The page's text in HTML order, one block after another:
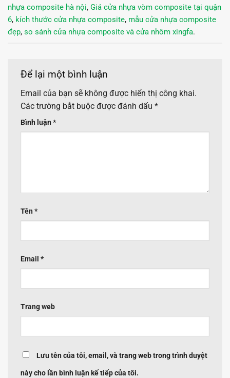
nhựa composite hà nội, Giá cửa nhựa vòm composite tại quận
6, kích thước cửa nhựa composite, mẫu cửa nhựa composite
đẹp, so sánh cửa nhựa composite và cửa nhôm xingfa.
Để lại một bình luận
Email của bạn sẽ không được hiển thị công khai.
Các trường bắt buộc được đánh dấu *
Bình luận *
Tên *
Email *
Trang web
Lưu tên của tôi, email, và trang web trong trình duyệt
này cho lần bình luận kế tiếp của tôi.